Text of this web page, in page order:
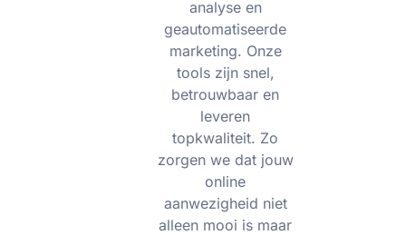
analyse en
geautomatiseerde
marketing. Onze
tools zijn snel,
betrouwbaar en
leveren
topkwaliteit. Zo
zorgen we dat jouw
online
aanwezigheid niet
alleen mooi is maar